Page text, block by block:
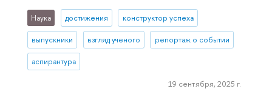
Наука достижения конструктор успеха
выпускники взгляд ученого репортаж о событии
аспирантура
19 сентября, 2025 г.